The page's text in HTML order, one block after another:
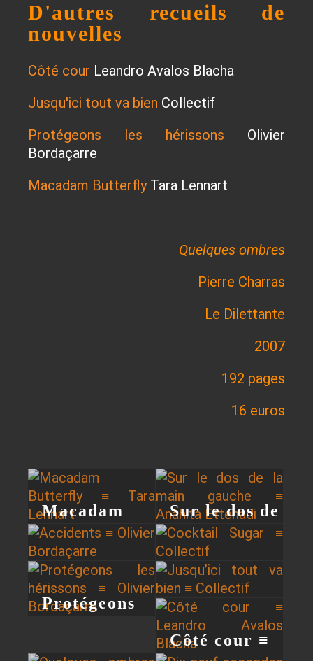
D'autres recueils de
nouvelles
Côté cour Leandro Avalos Blacha
Jusqu'ici tout va bien Collectif
Protégeons les hérissons Olivier
Bordaçarre
Macadam ButterflyTara Lennart
Quelques ombres
Pierre Charras
Le Dilettante
2007
192 pages
16 euros
Macadam
Butterfly ≡
Tara
Lennart
Sur le dos de
la main
gauche ≡
Anahita
Ettehadi
Accidents ≡
Olivier
Cocktail
Sugar ≡
Collectif
Protégeons
Jusqu’ici
tout va bien
Côté cour ≡